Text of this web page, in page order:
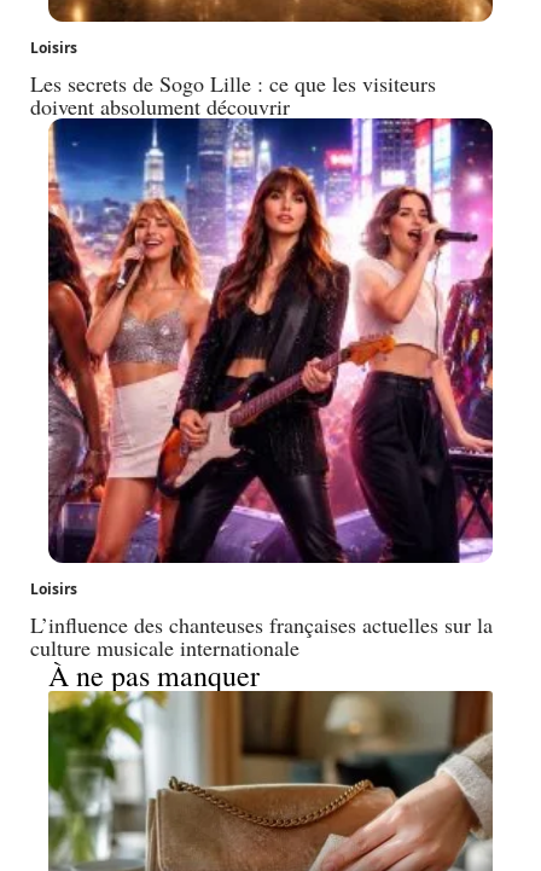
Loisirs
Les secrets de Sogo Lille : ce que les visiteurs
doivent absolument découvrir
Loisirs
L’influence des chanteuses françaises actuelles sur la
culture musicale internationale
À ne pas manquer